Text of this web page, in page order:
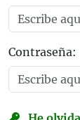
Contraseña: